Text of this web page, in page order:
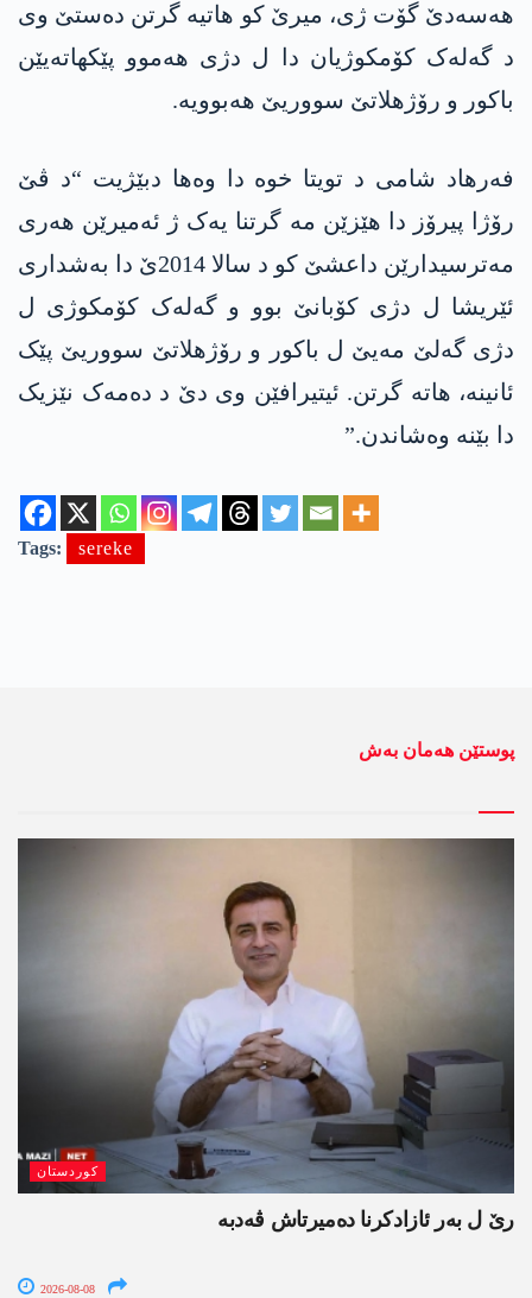
ھەسەدێ گۆت ژی، میرێ کو ھاتیە گرتن دەستێ وی
د گەلەک کۆمکوژیان دا ل دژی ھەموو پێکھاتەیێن
باکور و رۆژھلاتێ سووریێ ھەبوویە.
فەرھاد شامی د تویتا خوە دا وەھا دبێژیت “د ڤێ
رۆژا پیرۆز دا ھێزێن مە گرتنا یەک ژ ئەمیرێن ھەری
مەترسیدارێن داعشێ کو د سالا 2014ێ دا بەشداری
ئێریشا ل دژی کۆبانێ بوو و گەلەک کۆمکوژی ل
دژی گەلێ مەیێ ل باکور و رۆژھلاتێ سووریێ پێک
ئانینە، ھاتە گرتن. ئیتیرافێن وی دێ د دەمەک نێزیک
دا بێنە وەشاندن.”
Tags: sereke
پوستێن ھەمان بەش
کوردستان
رێ ل بەر ئازادکرنا دەمیرتاش ڤەدبە
2026-08-08